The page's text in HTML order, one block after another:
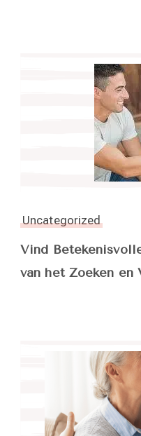
Uncategorized
Vind
van het Zoeken en